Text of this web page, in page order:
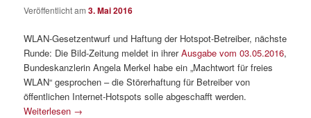
Veröffentlicht am3. Mai 2016
WLAN-Gesetzentwurf und Haftung der Hotspot-Betreiber, nächste
Runde: Die Bild-Zeitung meldet in ihrerAusgabe vom 03.05.2016,
Bundeskanzlerin Angela Merkel habe ein „Machtwort für freies
WLAN“ gesprochen – die Störerhaftung für Betreiber von
öffentlichen Internet-Hotspots solle abgeschafft werden.
Weiterlesen →